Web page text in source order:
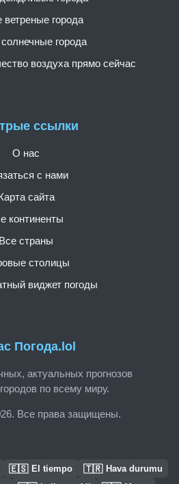
Погода.lol
актуальных прогнозов
по всему миру.
Все права защищены.
ссылки
О нас
с нами
сайта
континенты
Все страны
столицы
виджет погоды
города
города
воздуха прямо сейчас
🇪🇸 El tiempo 🇹🇷 Hava durumu